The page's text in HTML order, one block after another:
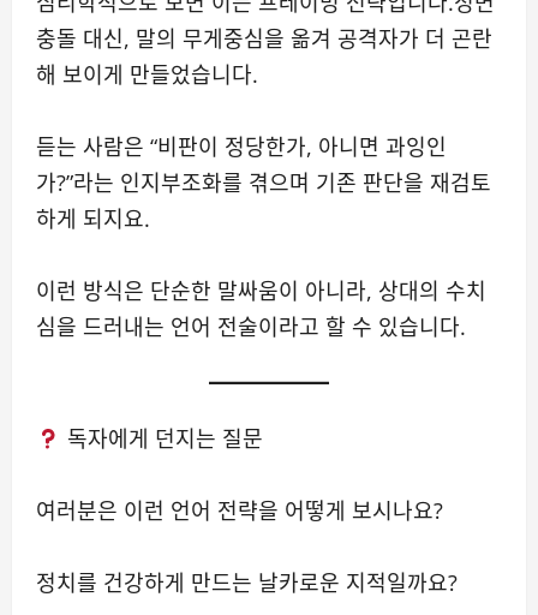
충돌 대신, 말의 무게중심을 옮겨 공격자가 더 곤란
해 보이게 만들었습니다.
듣는 사람은 “비판이 정당한가, 아니면 과잉인
가?”라는 인지부조화를 겪으며 기존 판단을 재검토
하게 되지요.
이런 방식은 단순한 말싸움이 아니라, 상대의 수치
심을 드러내는 언어 전술이라고 할 수 있습니다.
독자에게 던지는 질문
여러분은 이런 언어 전략을 어떻게 보시나요?
정치를 건강하게 만드는 날카로운 지적일까요?